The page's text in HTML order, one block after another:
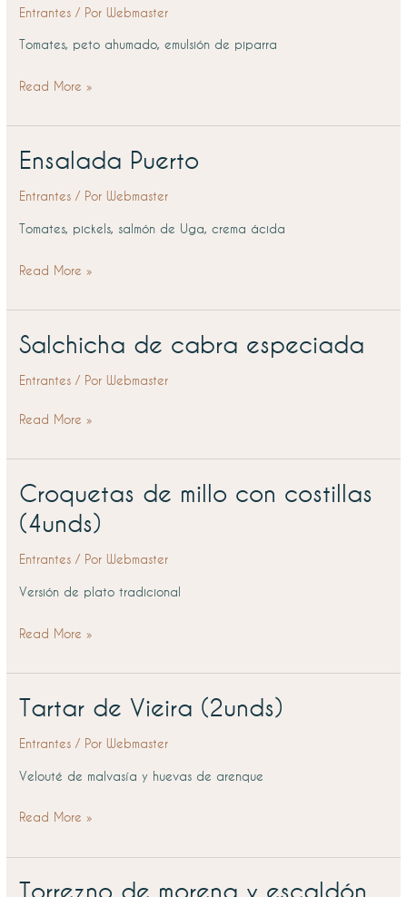
Entrantes / Por Webmaster
Tomates, peto ahumado, emulsión de piparra
2022
Read More »
Ensalada Puerto
Entrantes / Por Webmaster
Tomates, pickels, salmón de Uga, crema ácida
Ensalada
Read More »
Salchicha de cabra especiada
Entrantes / Por Webmaster
Salchicha
cabra
Read More »
Croquetas de millo con costillas
(4unds)
Entrantes / Por Webmaster
Versión de plato tradicional
Croquetas
de
millo
con
Read More »
Tartar de Vieira (2unds)
Entrantes / Por Webmaster
Velouté de malvasía y huevas de arenque
Tartar
Vieira
(2unds)
Read More »
Torrezno de morena y escaldón
Torrezno